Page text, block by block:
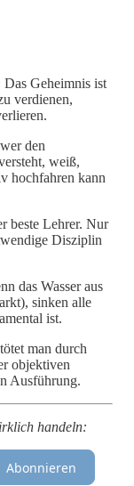
Das Geheimnis ist
verdienen,
den
weiß,
hochfahren kann
beste Lehrer. Nur
Disziplin
das Wasser aus
sinken alle
ist.
man durch
objektiven
Ausführung.
handeln:
Abonnieren